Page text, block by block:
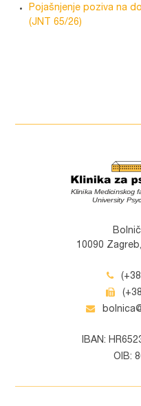
Pojašnjenje poziva na
(JNT 65/26)
10090
IBAN:
OIB: